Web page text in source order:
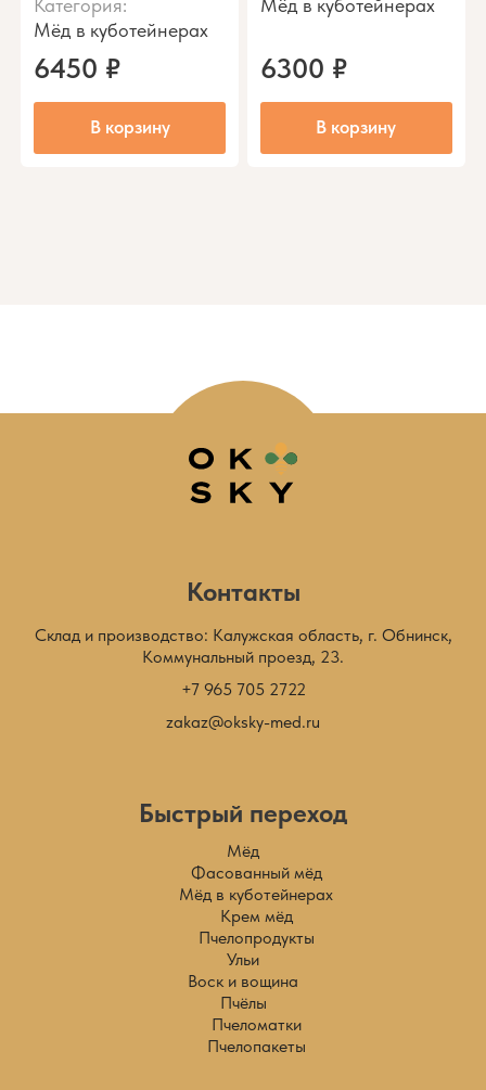
Категория:
Мёд в куботейнерах
6450 ₽
В корзину
Мёд в куботейнерах
6300 ₽
В корзину
Контакты
Склад и производство: Калужская область, г. Обнинск,
Коммунальный проезд, 23.
+7 965 705 2722
zakaz@oksky-med.ru
Быстрый переход
Мёд
Фасованный мёд
Мёд в куботейнерах
Крем мёд
Пчелопродукты
Ульи
Воск и вощина
Пчёлы
Пчеломатки
Пчелопакеты